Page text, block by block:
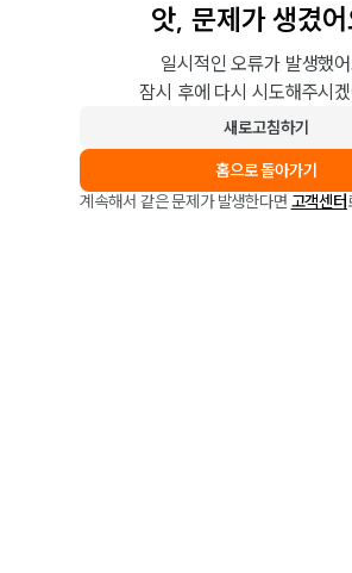
앗, 문제가 생겼
일시적인 오류가 발생했
잠시 후에 다시 시도해주시
새로고침하기
홈으로 돌아가기
계속해서 같은 문제가 발생한다면 고객센터